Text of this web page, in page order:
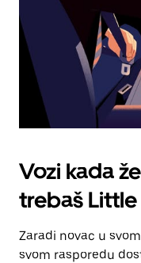
Vozi kada
trebaš
Zaradi novac u
svom rasporedu